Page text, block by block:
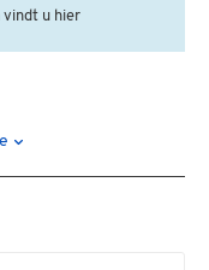
vindt u hier